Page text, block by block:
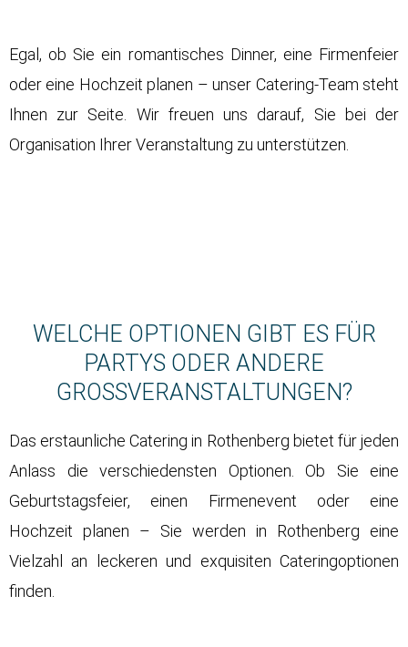
Egal, ob Sie ein romantisches Dinner, eine Firmenfeier
oder eine Hochzeit planen – unser Catering-Team steht
Ihnen zur Seite. Wir freuen uns darauf, Sie bei der
Organisation Ihrer Veranstaltung zu unterstützen.
WELCHE OPTIONEN GIBT ES FÜR
PARTYS ODER ANDERE
GROSSVERANSTALTUNGEN?
Das erstaunliche Catering in Rothenberg bietet für jeden
Anlass die verschiedensten Optionen. Ob Sie eine
Geburtstagsfeier, einen Firmenevent oder eine
Hochzeit planen – Sie werden in Rothenberg eine
Vielzahl an leckeren und exquisiten Cateringoptionen
finden.